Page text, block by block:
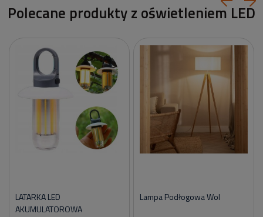
Polecane produkty z oświetleniem LED
LATARKA LED
AKUMULATOROWA
Lampa Podłogowa Wol